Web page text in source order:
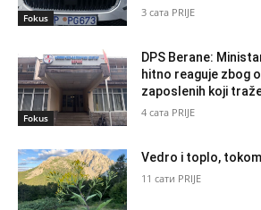
Fokus 3 сата PRIJE
Fokus
DPS Berane:
hitno reaguje zbog
zaposlenih koji
4 сата PRIJE
Vedro i toplo,
11 сати PRIJE